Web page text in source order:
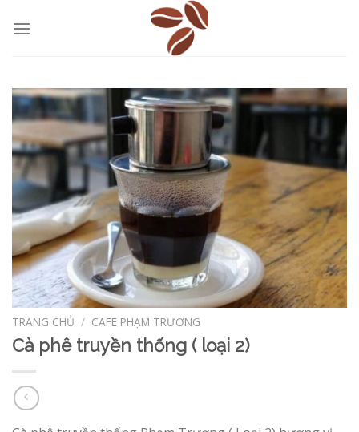
TRANG CHỦ / CAFE PHẠM TRƯƠNG
Cà phê truyền thống ( loại 2)